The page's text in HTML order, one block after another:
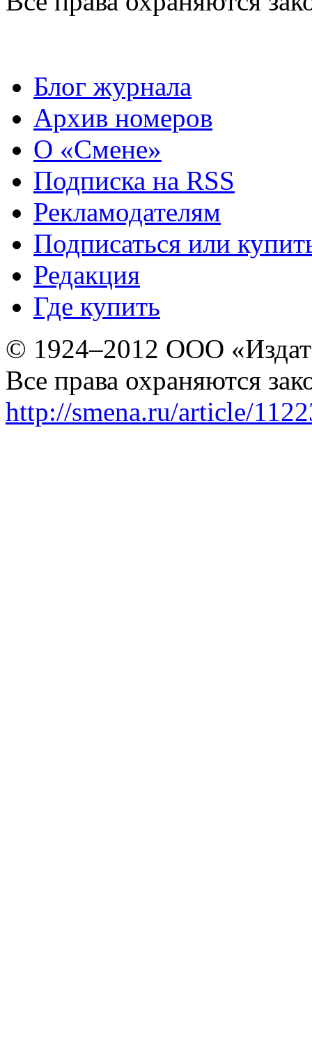
Блог журнала
Архив номеров
О «Смене»
Подписка на RSS
Рекламодателям
Подписаться или
Редакция
Где купить
© 1924–2012 ООО
Все права охраняются
http://smena.ru/article/